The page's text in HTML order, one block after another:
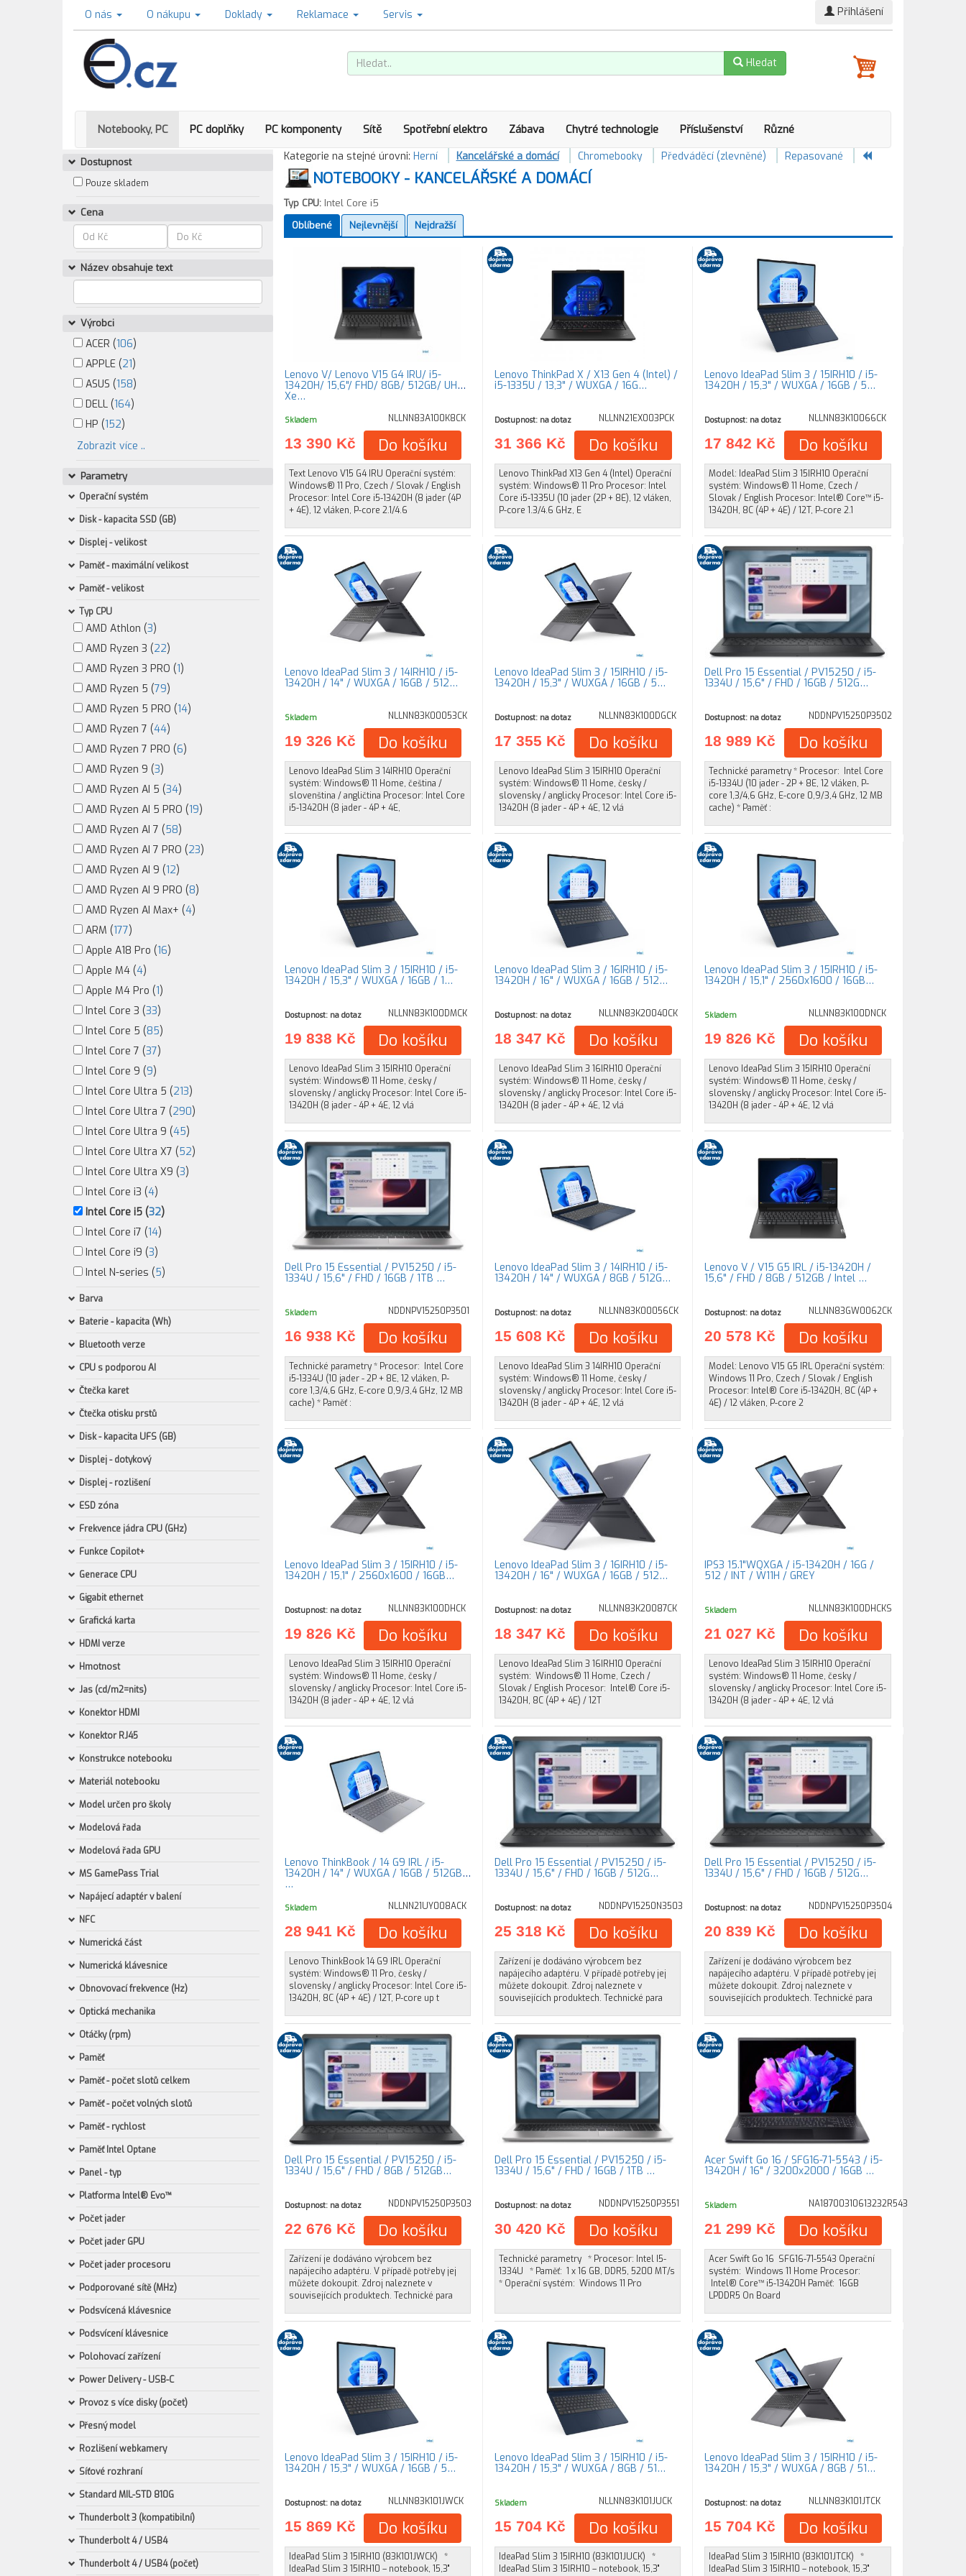
O nás O nákupu Doklady Reklamace Servis Přihlášení
Hledat
Notebooky, PC PC doplňky PC komponenty Sítě Spotřební elektro Zábava Chytré technologie Příslušenství Různé
Dostupnost
Pouze skladem
Cena
Název obsahuje text
Výrobci
ACER (106)
APPLE (21)
ASUS (158)
DELL (164)
HP (152)
Zobrazit více ..
Parametry
Operační systém
Disk - kapacita SSD (GB)
Displej - velikost
Paměť - maximální velikost
Paměť - velikost
Typ CPU
AMD Athlon (3)
AMD Ryzen 3 (22)
AMD Ryzen 3 PRO (1)
AMD Ryzen 5 (79)
AMD Ryzen 5 PRO (14)
AMD Ryzen 7 (44)
AMD Ryzen 7 PRO (6)
AMD Ryzen 9 (3)
AMD Ryzen AI 5 (34)
AMD Ryzen AI 5 PRO (19)
AMD Ryzen AI 7 (58)
AMD Ryzen AI 7 PRO (23)
AMD Ryzen AI 9 (12)
AMD Ryzen AI 9 PRO (8)
AMD Ryzen AI Max+ (4)
ARM (177)
Apple A18 Pro (16)
Apple M4 (4)
Apple M4 Pro (1)
Intel Core 3 (33)
Intel Core 5 (85)
Intel Core 7 (37)
Intel Core 9 (9)
Intel Core Ultra 5 (213)
Intel Core Ultra 7 (290)
Intel Core Ultra 9 (45)
Intel Core Ultra X7 (52)
Intel Core Ultra X9 (3)
Intel Core i3 (4)
Intel Core i5 (32)
Intel Core i7 (14)
Intel Core i9 (3)
Intel N-series (5)
Barva
Baterie - kapacita (Wh)
Bluetooth verze
CPU s podporou AI
Čtečka karet
Čtečka otisku prstů
Disk - kapacita UFS (GB)
Displej - dotykový
Displej - rozlišení
ESD zóna
Frekvence jádra CPU (GHz)
Funkce Copilot+
Generace CPU
Gigabit ethernet
Grafická karta
HDMI verze
Hmotnost
Jas (cd/m2=nits)
Konektor HDMI
Konektor RJ45
Konstrukce notebooku
Materiál notebooku
Model určen pro školy
Modelová řada
Modelová řada GPU
MS GamePass Trial
Napájecí adaptér v balení
NFC
Numerická část
Numerická klávesnice
Obnovovací frekvence (Hz)
Optická mechanika
Otáčky (rpm)
Paměť
Paměť - počet slotů celkem
Paměť - počet volných slotů
Paměť - rychlost
Paměť Intel Optane
Panel - typ
Platforma Intel® Evo™
Počet jader
Počet jader GPU
Počet jader procesoru
Podporované sítě (MHz)
Podsvícená klávesnice
Podsvícení klávesnice
Polohovací zařízení
Power Delivery - USB-C
Provoz s více disky (počet)
Přesný model
Rozlišení webkamery
Síťové rozhraní
Standard MIL-STD 810G
Thunderbolt 3 (kompatibilní)
Thunderbolt 4 / USB4
Thunderbolt 4 / USB4 (počet)
Kategorie na stejné úrovni: Herní Kancelářské a domácí Chromebooky Předváděcí (zlevněné) Repasované
NOTEBOOKY - KANCELÁŘSKÉ A DOMÁCÍ
Typ CPU:Intel Core i5
Oblíbené
Nejlevnější Nejdražší
Lenovo V/ Lenovo V15 G4 IRU/ i5-
13420H/ 15,6"/ FHD/ 8GB/ 512GB/ UHD
Xe…
Skladem NLLNN83A100K8CK
13 390 Kč Do košíku
Text Lenovo V15 G4 IRU Operační systém:
Windows® 11 Pro, Czech / Slovak / English
Procesor: Intel Core i5-13420H (8 jader (4P
+ 4E), 12 vláken, P-core 2.1/4.6
Lenovo ThinkPad X / X13 Gen 4 (Intel) /
i5-1335U / 13,3" / WUXGA / 16G…
Dostupnost: na dotaz NLLNN21EX003PCK
31 366 Kč Do košíku
Lenovo ThinkPad X13 Gen 4 (Intel) Operační
systém: Windows® 11 Pro Procesor: Intel
Core i5-1335U (10 jader (2P + 8E), 12 vláken,
P-core 1.3/4.6 GHz, E
Lenovo IdeaPad Slim 3 / 15IRH10 / i5-
13420H / 15,3" / WUXGA / 16GB / 5…
Dostupnost: na dotaz NLLNN83K10066CK
17 842 Kč Do košíku
Model: IdeaPad Slim 3 15IRH10 Operační
systém: Windows® 11 Home, Czech /
Slovak / English Procesor: Intel® Core™ i5-
13420H, 8C (4P + 4E) / 12T, P-core 2.1
Lenovo IdeaPad Slim 3 / 14IRH10 / i5-
13420H / 14" / WUXGA / 16GB / 512…
Skladem NLLNN83K00053CK
19 326 Kč Do košíku
Lenovo IdeaPad Slim 3 14IRH10 Operační
systém: Windows® 11 Home, čeština /
slovenština / angličtina Procesor: Intel Core
i5-13420H (8 jader - 4P + 4E,
Lenovo IdeaPad Slim 3 / 15IRH10 / i5-
13420H / 15,3" / WUXGA / 16GB / 5…
Dostupnost: na dotaz NLLNN83K100DGCK
17 355 Kč Do košíku
Lenovo IdeaPad Slim 3 15IRH10 Operační
systém: Windows® 11 Home, česky /
slovensky / anglicky Procesor: Intel Core i5-
13420H (8 jader - 4P + 4E, 12 vlá
Dell Pro 15 Essential / PV15250 / i5-
1334U / 15,6" / FHD / 16GB / 512G…
Dostupnost: na dotaz NDDNPV15250P3502
18 989 Kč Do košíku
Technické parametry * Procesor: Intel Core
i5-1334U (10 jader - 2P + 8E, 12 vláken, P-
core 1,3/4,6 GHz, E-core 0,9/3,4 GHz, 12 MB
cache) * Paměť :
Lenovo IdeaPad Slim 3 / 15IRH10 / i5-
13420H / 15,3" / WUXGA / 16GB / 1…
Dostupnost: na dotaz NLLNN83K100DMCK
19 838 Kč Do košíku
Lenovo IdeaPad Slim 3 15IRH10 Operační
systém: Windows® 11 Home, česky /
slovensky / anglicky Procesor: Intel Core i5-
13420H (8 jader - 4P + 4E, 12 vlá
Lenovo IdeaPad Slim 3 / 16IRH10 / i5-
13420H / 16" / WUXGA / 16GB / 512…
Dostupnost: na dotaz NLLNN83K20040CK
18 347 Kč Do košíku
Lenovo IdeaPad Slim 3 16IRH10 Operační
systém: Windows® 11 Home, česky /
slovensky / anglicky Procesor: Intel Core i5-
13420H (8 jader - 4P + 4E, 12 vlá
Lenovo IdeaPad Slim 3 / 15IRH10 / i5-
13420H / 15,1" / 2560x1600 / 16GB…
Skladem NLLNN83K100DNCK
19 826 Kč Do košíku
Lenovo IdeaPad Slim 3 15IRH10 Operační
systém: Windows® 11 Home, česky /
slovensky / anglicky Procesor: Intel Core i5-
13420H (8 jader - 4P + 4E, 12 vlá
Dell Pro 15 Essential / PV15250 / i5-
1334U / 15,6" / FHD / 16GB / 1TB …
Skladem NDDNPV15250P3501
16 938 Kč Do košíku
Technické parametry * Procesor: Intel Core
i5-1334U (10 jader - 2P + 8E, 12 vláken, P-
core 1,3/4,6 GHz, E-core 0,9/3,4 GHz, 12 MB
cache) * Paměť :
Lenovo IdeaPad Slim 3 / 14IRH10 / i5-
13420H / 14" / WUXGA / 8GB / 512G…
Dostupnost: na dotaz NLLNN83K00056CK
15 608 Kč Do košíku
Lenovo IdeaPad Slim 3 14IRH10 Operační
systém: Windows® 11 Home, česky /
slovensky / anglicky Procesor: Intel Core i5-
13420H (8 jader - 4P + 4E, 12 vlá
Lenovo V / V15 G5 IRL / i5-13420H /
15,6" / FHD / 8GB / 512GB / Intel …
Dostupnost: na dotaz NLLNN83GW0062CK
20 578 Kč Do košíku
Model: Lenovo V15 G5 IRL Operační systém:
Windows 11 Pro, Czech / Slovak / English
Procesor: Intel® Core i5-13420H, 8C (4P +
4E) / 12 vláken, P-core 2
Lenovo IdeaPad Slim 3 / 15IRH10 / i5-
13420H / 15,1" / 2560x1600 / 16GB…
Dostupnost: na dotaz NLLNN83K100DHCK
19 826 Kč Do košíku
Lenovo IdeaPad Slim 3 15IRH10 Operační
systém: Windows® 11 Home, česky /
slovensky / anglicky Procesor: Intel Core i5-
13420H (8 jader - 4P + 4E, 12 vlá
Lenovo IdeaPad Slim 3 / 16IRH10 / i5-
13420H / 16" / WUXGA / 16GB / 512…
Dostupnost: na dotaz NLLNN83K20087CK
18 347 Kč Do košíku
Lenovo IdeaPad Slim 3 16IRH10 Operační
systém: Windows® 11 Home, Czech /
Slovak / English Procesor: Intel® Core i5-
13420H, 8C (4P + 4E) / 12T
IPS3 15.1"WQXGA / i5-13420H / 16G /
512 / INT / W11H / GREY
Skladem NLLNN83K100DHCKS
21 027 Kč Do košíku
Lenovo IdeaPad Slim 3 15IRH10 Operační
systém: Windows® 11 Home, česky /
slovensky / anglicky Procesor: Intel Core i5-
13420H (8 jader - 4P + 4E, 12 vlá
Lenovo ThinkBook / 14 G9 IRL / i5-
13420H / 14" / WUXGA / 16GB / 512GB
…
Skladem NLLNN21UY008ACK
28 941 Kč Do košíku
Lenovo ThinkBook 14 G9 IRL Operační
systém: Windows® 11 Pro, česky /
slovensky / anglicky Procesor: Intel Core i5-
13420H, 8C (4P + 4E) / 12T, P-core up t
Dell Pro 15 Essential / PV15250 / i5-
1334U / 15,6" / FHD / 16GB / 512G…
Dostupnost: na dotaz NDDNPV15250N3503
25 318 Kč Do košíku
Zařízení je dodáváno výrobcem bez
napájecího adaptéru. V případě potřeby jej
můžete dokoupit. Zdroj naleznete v
souvisejících produktech. Technické para
Dell Pro 15 Essential / PV15250 / i5-
1334U / 15,6" / FHD / 16GB / 512G…
Dostupnost: na dotaz NDDNPV15250P3504
20 839 Kč Do košíku
Zařízení je dodáváno výrobcem bez
napájecího adaptéru. V případě potřeby jej
můžete dokoupit. Zdroj naleznete v
souvisejících produktech. Technické para
Dell Pro 15 Essential / PV15250 / i5-
1334U / 15,6" / FHD / 8GB / 512GB…
Dostupnost: na dotaz NDDNPV15250P3503
22 676 Kč Do košíku
Zařízení je dodáváno výrobcem bez
napájecího adaptéru. V případě potřeby jej
můžete dokoupit. Zdroj naleznete v
souvisejících produktech. Technické para
Dell Pro 15 Essential / PV15250 / i5-
1334U / 15,6" / FHD / 16GB / 1TB …
Dostupnost: na dotaz NDDNPV15250P3551
30 420 Kč Do košíku
Technické parametry * Procesor: Intel I5-
1334U * Paměť: 1 x 16 GB, DDR5, 5200 MT/s
* Operační systém: Windows 11 Pro
Acer Swift Go 16 / SFG16-71-5543 / i5-
13420H / 16" / 3200x2000 / 16GB …
Skladem NA18700310613232R543
21 299 Kč Do košíku
Acer Swift Go 16 SFG16-71-5543 Operační
systém: Windows 11 Home Procesor:
Intel® Core™ i5-13420H Paměť: 16GB
LPDDR5 On Board
Lenovo IdeaPad Slim 3 / 15IRH10 / i5-
13420H / 15,3" / WUXGA / 16GB / 5…
Dostupnost: na dotaz NLLNN83K101JWCK
15 869 Kč Do košíku
IdeaPad Slim 3 15IRH10 (83K101JWCK) *
IdeaPad Slim 3 15IRH10 – notebook, 15,3"
Lenovo IdeaPad Slim 3 / 15IRH10 / i5-
13420H / 15,3" / WUXGA / 8GB / 51…
Skladem NLLNN83K101JUCK
15 704 Kč Do košíku
IdeaPad Slim 3 15IRH10 (83K101JUCK) *
IdeaPad Slim 3 15IRH10 – notebook, 15,3"
Lenovo IdeaPad Slim 3 / 15IRH10 / i5-
13420H / 15,3" / WUXGA / 8GB / 51…
Dostupnost: na dotaz NLLNN83K101JTCK
15 704 Kč Do košíku
IdeaPad Slim 3 15IRH10 (83K101JTCK) *
IdeaPad Slim 3 15IRH10 – notebook, 15,3"